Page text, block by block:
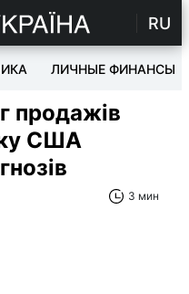
RU
ЛИЧНЫЕ ФИНАНСЫ
продажів
США
3 мин